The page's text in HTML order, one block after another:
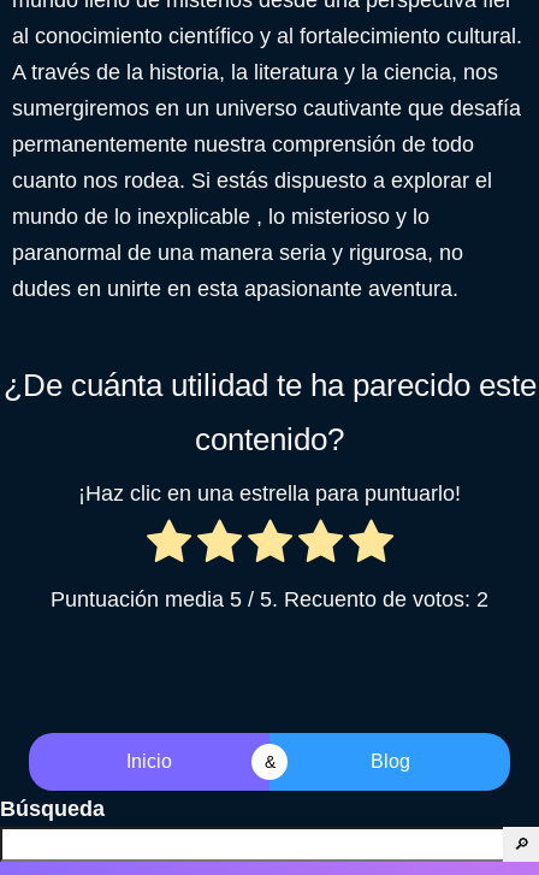
al conocimiento científico y al fortalecimiento cultural.
A través de la historia, la literatura y la ciencia, nos
sumergiremos en un universo cautivante que desafía
permanentemente nuestra comprensión de todo
cuanto nos rodea. Si estás dispuesto a explorar el
mundo de lo inexplicable , lo misterioso y lo
paranormal de una manera seria y rigurosa, no
dudes en unirte en esta apasionante aventura.
¿De cuánta utilidad te ha parecido este
contenido?
¡Haz clic en una estrella para puntuarlo!
Puntuación media 5 / 5. Recuento de votos: 2
Inicio & Blog
Búsqueda
🔎